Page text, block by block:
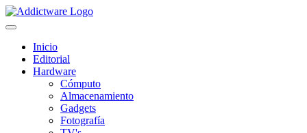
Inicio
Editorial
Hardware
Cómputo
Almacenamiento
Gadgets
Fotografía